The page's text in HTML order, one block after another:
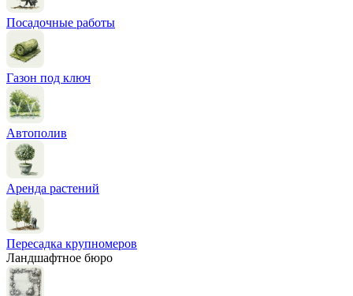
Посадочные работы
Газон под ключ
Автополив
Аренда растений
Пересадка крупномеров
Ландшафтное бюро